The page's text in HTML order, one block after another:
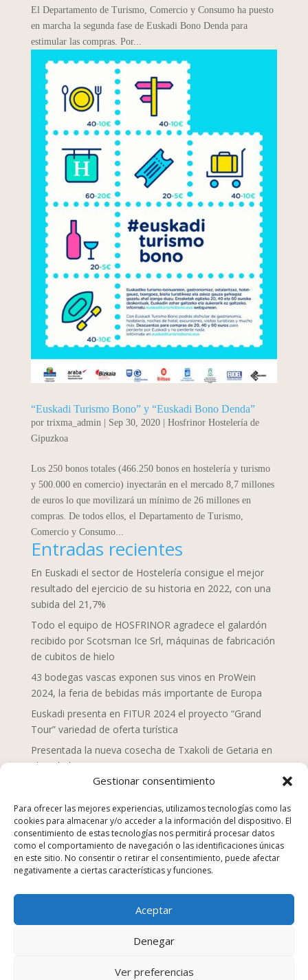
Gestionar consentimiento
Para ofrecer las mejores experiencias, utilizamos tecnologías como las
cookies para almacenar y/o acceder a la información del dispositivo. El
consentimiento de estas tecnologías nos permitirá procesar datos
como el comportamiento de navegación o las identificaciones únicas
en este sitio. No consentir o retirar el consentimiento, puede afectar
negativamente a ciertas características y funciones.
Aceptar
Denegar
Ver preferencias
El Departamento de Turismo, Comercio y Consumo ha puesto
en marcha la segunda fase de Euskadi Bono Denda para
estimular las compras. Por...
“Euskadi Turismo Bono” y “Euskadi Bono Denda”
por trixma_admin | Sep 30, 2020| Hosfrinor Hostelería de
Gipuzkoa
Los 250 bonos totales (466.250 bonos en hostelería y turismo
y 500.000 en comercio) inyectarán en el mercado 8,7 millones
de euros lo que movilizará un mínimo de 26 millones en
compras. De todos ellos, el Departamento de Turismo,
Comercio y Consumo...
Entradas recientes
En Euskadi el sector de Hostelería consigue el mejor
resultado del ejercicio de su historia en 2022, con una
subida del 21,7%
Todo el equipo de HOSFRINOR agradece el galardón
recibido por Scotsman Ice Srl, máquinas de fabricación
de cubitos de hielo
43 bodegas vascas exponen sus vinos en ProWein
2024, la feria de bebidas más importante de Europa
Euskadi presenta en FITUR 2024 el proyecto “Grand
Tour” variedad de oferta turística
Presentada la nueva cosecha de Txakoli de Getaria en
el Txakolin Eguna 2024
Doce chefs de Mahaia despliegan una nueva mirada
sobre la gastronomía vasca
San Sebastián Gastronomika Euskadi Basque Country
2023, campaña “La comida no se tira”
Los establecimientos de hostelería suponen el 25% de
los equipamientos y servicios en Euskadi en 2022
Euskadi Gastronomika, turismo gastronómico
sostenible, nuevo sitio web